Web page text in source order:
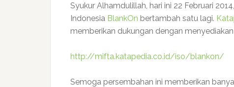
Syukur Alhamdulillah, hari ini 22 Februari
Indonesia BlankOn bertambah satu lagi.
memberikan dukungan dengan
http://mifta.katapedia.co.id/iso/blankon/
Semoga persembahan ini memberikan